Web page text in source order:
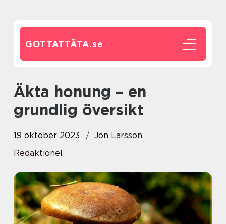
GOTTATTÄTA.se
Äkta honung – en
grundlig översikt
19 oktober 2023
Jon Larsson
Redaktionel